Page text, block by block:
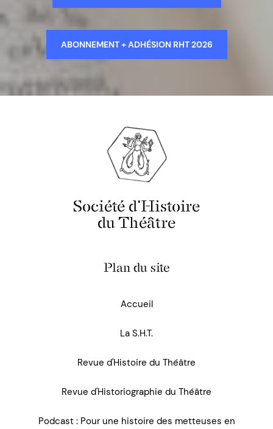
ABONNEMENT + ADHÉSION RHT 2026
Société d'Histoire
du Théâtre
Plan du site
Accueil
La S.H.T.
Revue d'Histoire du Théâtre
Revue d'Historiographie du Théâtre
Podcast : Pour une histoire des metteuses en